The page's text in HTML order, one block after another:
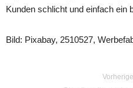
Kunden schlicht und einfach ein
Bild: Pixabay, 2510527,